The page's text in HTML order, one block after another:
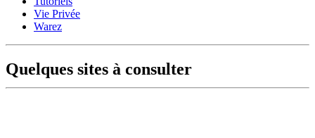
Vie Privée
Warez
Quelques sites à consulter